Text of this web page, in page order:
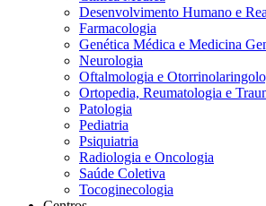
Desenvolvimento Humano e
Farmacologia
Genética Médica e Medicina
Neurologia
Oftalmologia e
Ortopedia, Reumatologia e
Patologia
Pediatria
Psiquiatria
Radiologia e Oncologia
Saúde Coletiva
Tocoginecologia